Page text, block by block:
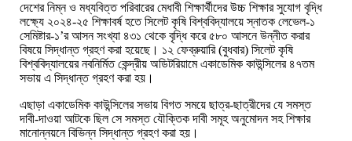
দেশের নিম্ন ও মধ্যবিত্ত পরিবারের মেধাবী শিক্ষার্থীদের উচ্চ শিক্ষার সুযোগ বৃদ্ধি
লক্ষ্যে ২০২৪-২৫ শিক্ষাবর্ষ হতে সিলেট কৃষি বিশ্ববিদ্যালয়ে স্নাতক লেভেল-১
সেমিষ্টার-১’র আসন সংখ্যা ৪৩১ থেকে বৃদ্ধি করে ৫৮০ আসনে উন্নীত করার
বিষয়ে সিদ্ধান্ত গ্রহণ করা হয়েছে। ১২ ফেব্রুয়ারি(বুধবার) সিলেট কৃষি
বিশ্ববিদ্যালয়ের নবনির্মিত কেন্দ্রীয় অডিটরিয়ামে একাডেমিক কাউন্সিলের ৪৭তম
সভায় এ সিদ্ধান্ত গ্রহণ করা হয়।
এছাড়া একাডেমিক কাউন্সিলের সভায় বিগত সময়ে ছাত্র-ছাত্রীদের যে সমস্ত
দাবী-দাওয়া আটকে ছিল সে সমস্ত যৌক্তিক দাবী সমূহ অনুমোদন সহ শিক্ষার
মানোন্নয়নে বিভিন্ন সিদ্ধান্ত গ্রহণ করা হয়।